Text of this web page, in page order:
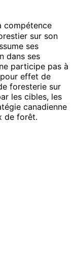
compétence
sur son
ses
dans ses
participe pas à
effet de
foresterie sur
les cibles, les
canadienne
de forêt.